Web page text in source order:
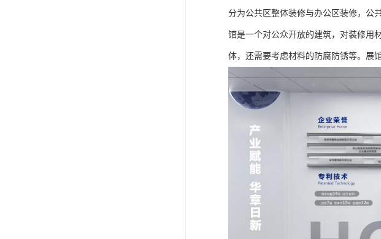
分为公共区整体装修与办公区装修，公
馆是一个对公众开放的建筑，对装修用
体，还需要考虑材料的防腐防锈等。展